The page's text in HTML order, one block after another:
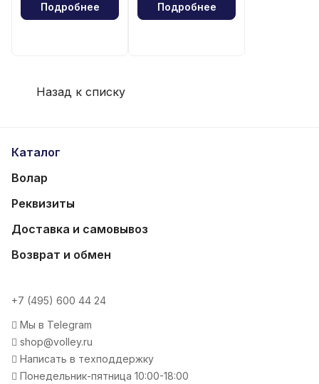
Подробнее Подробнее
Назад к списку
Каталог
Волар
Реквизиты
Доставка и самовывоз
Возврат и обмен
+7 (495) 600 44 24
Мы в Telegram
shop@volley.ru
Написать в техподдержку
Понедельник-пятница 10:00-18:00